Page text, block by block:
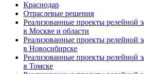
Краснодар
Отраслевые решения
Реализованные проекты релейной
в Москве и области
Реализованные проекты релейной
в Новосибирске
Реализованные проекты релейной
в Томске